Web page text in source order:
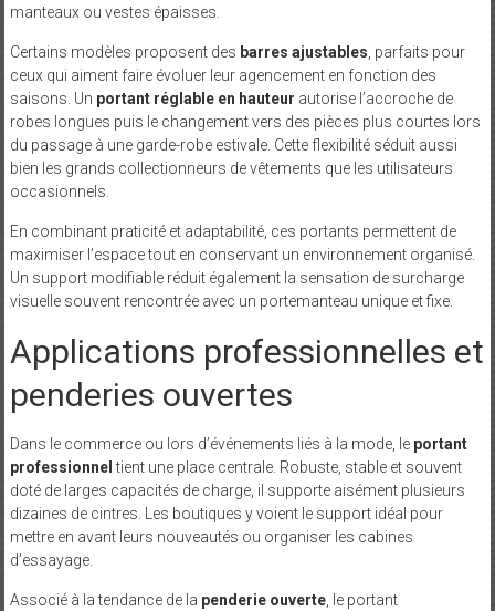
manteaux ou vestes épaisses.
Certains modèles proposent des barres ajustables , parfaits pour
ceux qui aiment faire évoluer leur agencement en fonction des
saisons. Un portant réglable en hauteur autorise l’accroche de
robes longues puis le changement vers des pièces plus courtes lors
du passage à une garde-robe estivale. Cette flexibilité séduit aussi
bien les grands collectionneurs de vêtements que les utilisateurs
occasionnels.
En combinant praticité et adaptabilité, ces portants permettent de
maximiser l’espace tout en conservant un environnement organisé.
Un support modifiable réduit également la sensation de surcharge
visuelle souvent rencontrée avec un portemanteau unique et fixe.
Applications professionnelles et
penderies ouvertes
Dans le commerce ou lors d’événements liés à la mode, le portant
professionnel tient une place centrale. Robuste, stable et souvent
doté de larges capacités de charge, il supporte aisément plusieurs
dizaines de cintres. Les boutiques y voient le support idéal pour
mettre en avant leurs nouveautés ou organiser les cabines
d’essayage.
Associé à la tendance de la penderie ouverte, le portant